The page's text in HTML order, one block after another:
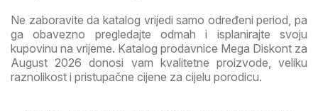
Ne zaboravite da katalog vrijedi samo određeni period, pa
ga obavezno pregledajte odmah i isplanirajte svoju
kupovinu na vrijeme. Katalog prodavnice Mega Diskont za
August 2026 donosi vam kvalitetne proizvode, veliku
raznolikost i pristupačne cijene za cijelu porodicu.